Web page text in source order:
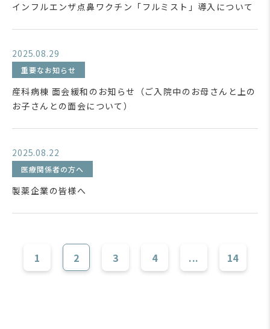
インフルエンザ点鼻ワクチン「フルミスト」導入について
2025.08.29
重要なお知らせ
産科病棟 面会緩和のお知らせ（ご入院中のお母さんと上の
お子さんとの面会について）
2025.08.22
医療関係者の方へ
製薬企業の皆様へ
1 2 3 4 ... 14